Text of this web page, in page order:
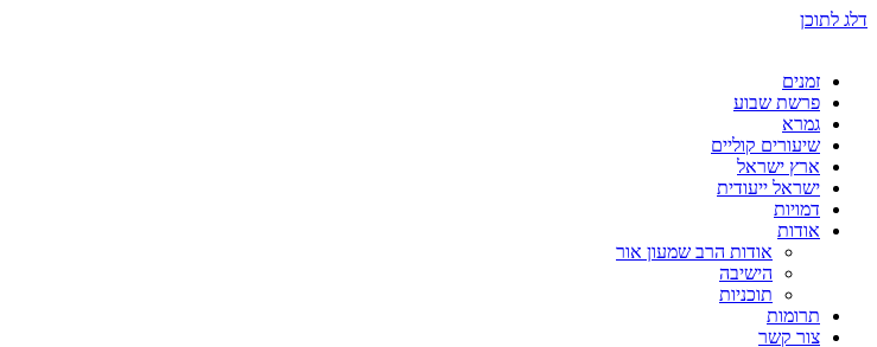
דלג לתוכן
זמנים
פרשת שבוע
גמרא
שיעורים קוליים
ארץ ישראל
ישראל ייעודית
דמויות
אודות
אודות הרב שמעון אור
הישיבה
תוכניות
תרומות
צור קשר